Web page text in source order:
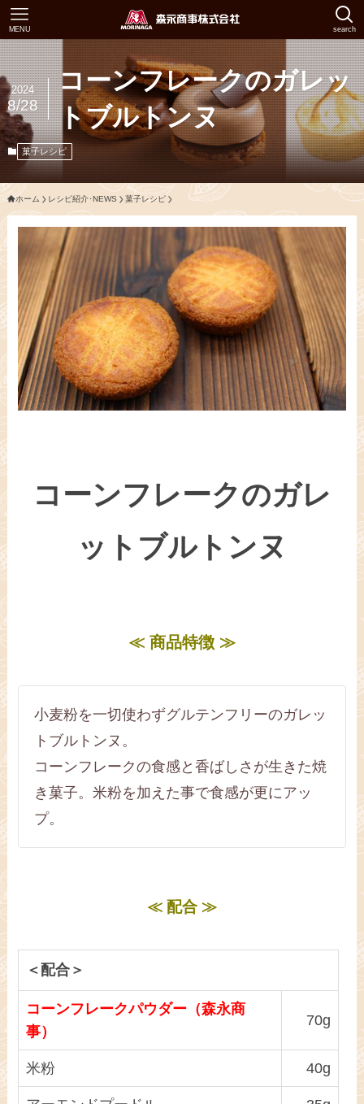
search
MENU
コーンフレークのガレッ
トブルトンヌ
2024
8/28
菓子レシピ
ホーム レシピ紹介･NEWS 菓子レシピ
コーンフレークのガレ
ットブルトンヌ
≪ 商品特徴 ≫
小麦粉を一切使わずグルテンフリーのガレッ
トブルトンヌ。
コーンフレークの食感と香ばしさが生きた焼
き菓子。米粉を加えた事で食感が更にアッ
プ。
≪ 配合 ≫
＜配合＞
コーンフレークパウダー（森永商
事）
70g
米粉 40g